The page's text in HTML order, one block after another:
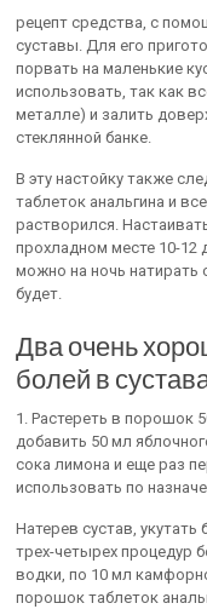
рецепт средства, с
суставы. Для его
порвать на маленькие
использовать, так как
металле) и залить
стеклянной банке.
В эту настойку также
таблеток анальгина и
растворился.
прохладном месте 10-12
можно на ночь натирать
будет.
Два очень
болей в
1. Растереть в порошок
добавить 50 мл
сока лимона и еще раз
использовать по
Натерев сустав,
трех-четырех процедур
водки, по 10 мл
порошок таблеток